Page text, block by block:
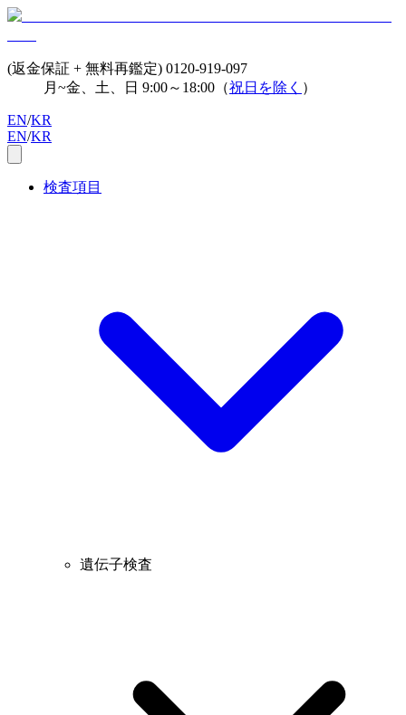
(返金保証 + 無料再鑑定) 0120-919-097
月~金、土、日 9:00～18:00（祝日を除く ）
EN/KR
EN/KR
検査項目
遺伝子検査